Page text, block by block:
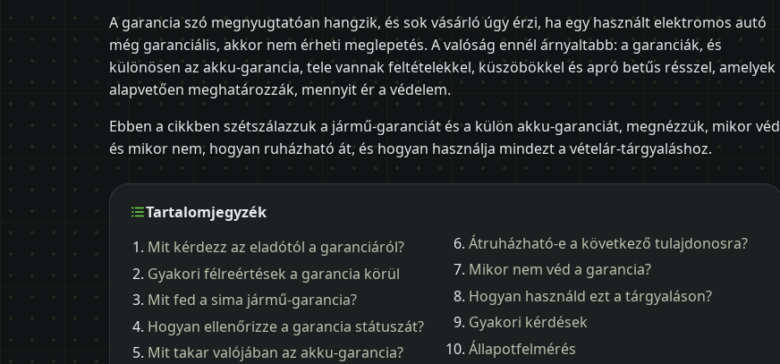
A garancia szó megnyugtatóan hangzik, és sok vásárló úgy érzi, ha egy használt elektromos autó
még garanciális, akkor nem érheti meglepetés. A valóság ennél árnyaltabb: a garanciák, és
különösen az akku-garancia, tele vannak feltételekkel, küszöbökkel és apró betűs résszel, amelyek
alapvetően meghatározzák, mennyit ér a védelem.
Ebben a cikkben szétszálazzuk a jármű-garanciát és a külön akku-garanciát, megnézzük, mikor véd
és mikor nem, hogyan ruházható át, és hogyan használja mindezt a vételár-tárgyaláshoz.
Tartalomjegyzék
Mit kérdezz az eladótól a garanciáról?
Gyakori félreértések a garancia körül
Mit fed a sima jármű-garancia?
Hogyan ellenőrizze a garancia státuszát?
Mit takar valójában az akku-garancia?
Átruházható-e a következő tulajdonosra?
Mikor nem véd a garancia?
Hogyan használd ezt a tárgyaláson?
Gyakori kérdések
Állapotfelmérés